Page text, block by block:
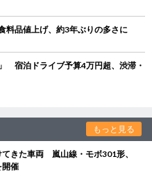
料品値上げ、約3年ぶりの多さに
宿泊ドライブ予算4万円超、渋滞・
もっと見る
きた車両 嵐山線・モボ301形、
開催